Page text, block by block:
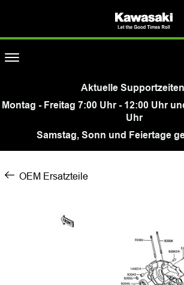
Aktuelle
Montag - Freitag 7:00 Uhr - 12:00 Uhr
Uhr
Samstag, Sonn und Feiertage
OEM Ersatzteile